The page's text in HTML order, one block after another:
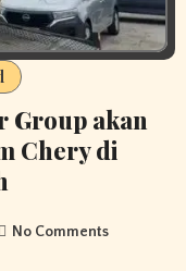
Group akan
Chery di
No Comments